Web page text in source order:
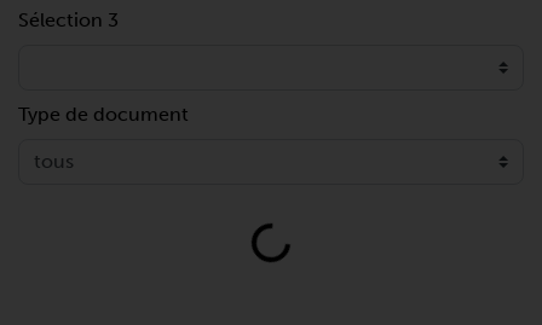
Sélection 3
Type de document
Loading...